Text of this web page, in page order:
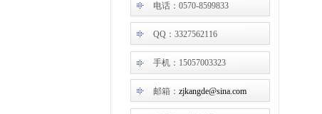
电话：0570-8599833
QQ：3327562116
手机：15057003323
邮箱： zjkangde@sina.com